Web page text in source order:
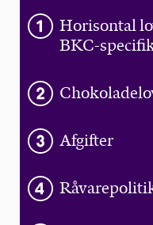
Horisontal
BKC-
Afgifter